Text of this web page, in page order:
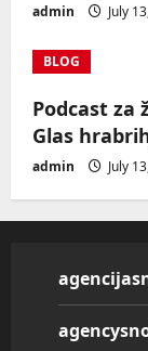
admin July
BLOG
Podcast za
Glas
admin July